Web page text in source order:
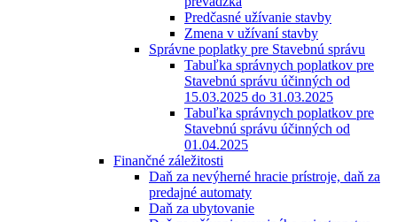
Predčasné užívanie stavby
Zmena v užívaní stavby
Správne poplatky pre Stavebnú správu
Tabuľka správnych poplatkov pre
Stavebnú správu účinných od
15.03.2025 do 31.03.2025
Tabuľka správnych poplatkov pre
Stavebnú správu účinných od
01.04.2025
Finančné záležitosti
Daň za nevýherné hracie prístroje, daň za
predajné automaty
Daň za ubytovanie